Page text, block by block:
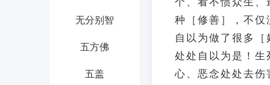
无分别智
五方佛
五盖
种［修善］，不
自以为做了很多
处处自以为是！
心、恶念处处去